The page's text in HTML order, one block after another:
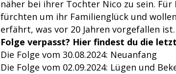
näher bei ihrer Tochter Nico zu sein.
fürchten um ihr Familienglück und
erfährt, was vor 20 Jahren vorgefallen ist.
Folge verpasst? Hier findest du die
Die Folge vom 30.08.2024: Neuanfang
Die Folge vom 02.09.2024: Lügen und